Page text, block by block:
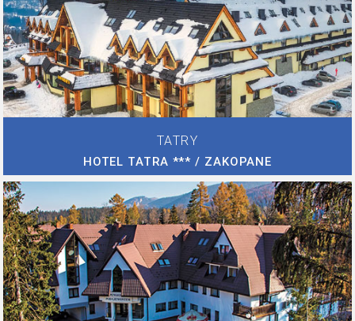
TATRY
HOTEL TATRA *** / ZAKOPANE